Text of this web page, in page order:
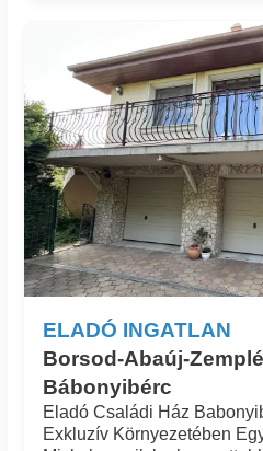
ELADÓ INGATLAN
Borsod-Abaúj-
Bábonyibérc
Eladó Családi Ház
Exkluzív Környezetében